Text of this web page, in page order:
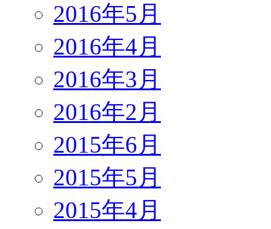
2016年5月
2016年4月
2016年3月
2016年2月
2015年6月
2015年5月
2015年4月